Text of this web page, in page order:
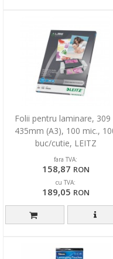
Folii pentru laminare, 309
435mm (A3), 100 mic.,
buc/cutie, LEITZ
fara TVA:
158,87 RON
cu TVA:
189,05 RON